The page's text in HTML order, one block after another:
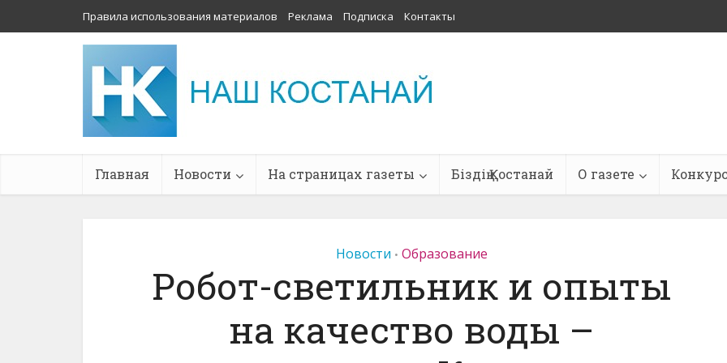
Правила использования материалов Реклама Подписка Контакты
Главная Новости На страницах газеты Біздің Қостанай О газете
Новости • Образование
Робот-светильник и опыты
на качество воды –